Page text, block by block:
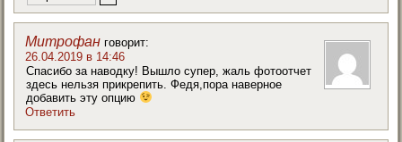
Митрофан говорит:
26.04.2019 в 14:46
Спасибо за наводку! Вышло супер, жаль фотоотчет
здесь нельзя прикрепить. Федя,пора наверное
добавить эту опцию
Ответить